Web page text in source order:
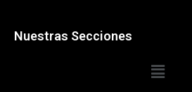
Nuestras Secciones